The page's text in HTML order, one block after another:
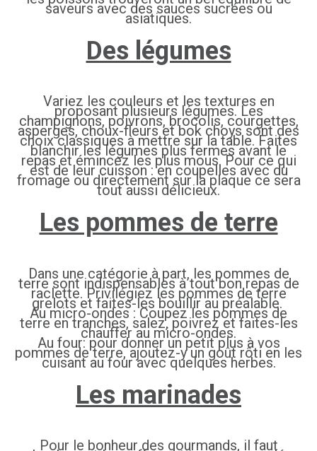
saveurs avec des sauces sucrées ou
asiatiques.
Des légumes
Variez les couleurs et les textures en
proposant plusieurs légumes. Les
champignons, poivrons, brocolis, courgettes,
asperges, choux-fleurs et bok choys sont des
choix classiques à mettre sur la table. Faites
blanchir les légumes plus fermes avant le
repas et émincez les plus mous. Pour ce qui
est de leur cuisson : en coupelles avec du
fromage ou directement sur la plaque ce sera
tout aussi délicieux.
Les pommes de terre
Dans une catégorie à part, les pommes de
terre sont indispensables à tout bon repas de
raclette. Privilégiez les pommes de terre
grelots et faites-les bouillir au préalable.
Au micro-ondes : Coupez les pommes de
terre en tranches, salez, poivrez et faites-les
chauffer au micro-ondes.
Au four: pour donner un petit plus à vos
pommes de terre, ajoutez-y un goût rôti en les
cuisant au four avec quelques herbes.
Les marinades
Pour le bonheur des gourmands, il faut